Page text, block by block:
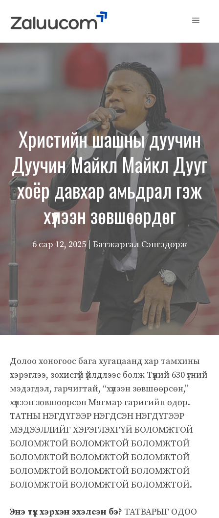
Menu
Христийн шашны дуучин
Дуучин Майкл Майкл Дууг
хоёр давхар амьдрал гэж
хүлээн зөвшөөрдөг
6 сар 12, 2025 | Батжаргал Сэнгэдорж
Долоо хоногоос бага хугацаанд хар тамхины
хэрэглээ, зохисгүй үйлдлээс болж Түүний 630 үгний
мэдэгдэл, гарчигтай, “хүлээн зөвшөөрсөн,”
хүлээн зөвшөөрсөн Мягмар гаригийн өдөр.
ТАТНЫ НЭГДҮГЭЭР НЭГДСЭН НЭГДҮГЭЭР
МЭДЭЭЛЛИЙГ ХЭРЭГЛЭХГҮЙ БОЛОМЖТОЙ
БОЛОМЖТОЙ БОЛОМЖТОЙ БОЛОМЖТОЙ
БОЛОМЖТОЙ БОЛОМЖТОЙ БОЛОМЖТОЙ
БОЛОМЖТОЙ БОЛОМЖТОЙ БОЛОМЖТОЙ
БОЛОМЖТОЙ БОЛОМЖТОЙ БОЛОМЖТОЙ.
Энэ түүх хэрхэн эхэлсэн бэ? ТАТВАРЫГ ОДОО